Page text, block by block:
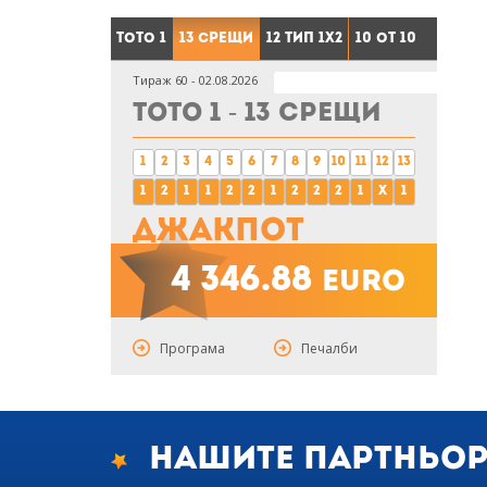
Тото 1 13 срещи 12 тип 1X2 10 от 10
Тираж 60 - 02.08.2026
Тото 1 - 13 срещи
1
1
2
2
3
1
4
1
5
2
6
2
7
1
8
2
9
2
10
2
11
1
12
x
13
1
Джакпот
4 346.88 euro
Програма Печалби
Нашите